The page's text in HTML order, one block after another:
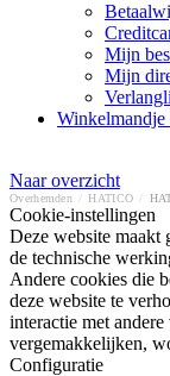
Mijn
Mijn
Winkelmandje
Naar overzicht
Overhemden HATICO
Cookie-instellingen
Deze website
de technische
Andere cookies die
deze website te
interactie met
vergemakkelijken,
Configuratie